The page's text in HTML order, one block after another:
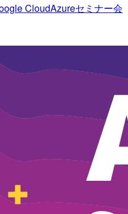
CloudAzureセミナー会